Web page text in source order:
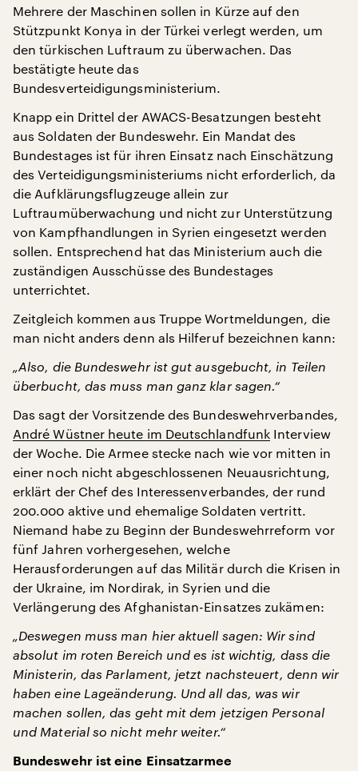
Mehrere der Maschinen sollen in Kürze auf den
Stützpunkt Konya in der Türkei verlegt werden, um
den türkischen Luftraum zu überwachen. Das
bestätigte heute das
Bundesverteidigungsministerium.
Knapp ein Drittel der AWACS-Besatzungen besteht
aus Soldaten der Bundeswehr. Ein Mandat des
Bundestages ist für ihren Einsatz nach Einschätzung
des Verteidigungsministeriums nicht erforderlich, da
die Aufklärungsflugzeuge allein zur
Luftraumüberwachung und nicht zur Unterstützung
von Kampfhandlungen in Syrien eingesetzt werden
sollen. Entsprechend hat das Ministerium auch die
zuständigen Ausschüsse des Bundestages
unterrichtet.
Zeitgleich kommen aus Truppe Wortmeldungen, die
man nicht anders denn als Hilferuf bezeichnen kann:
„Also, die Bundeswehr ist gut ausgebucht, in Teilen
überbucht, das muss man ganz klar sagen.“
Das sagt der Vorsitzende des Bundeswehrverbandes,
André Wüstner heute im Deutschlandfunk Interview
der Woche. Die Armee stecke nach wie vor mitten in
einer noch nicht abgeschlossenen Neuausrichtung,
erklärt der Chef des Interessenverbandes, der rund
200.000 aktive und ehemalige Soldaten vertritt.
Niemand habe zu Beginn der Bundeswehrreform vor
fünf Jahren vorhergesehen, welche
Herausforderungen auf das Militär durch die Krisen in
der Ukraine, im Nordirak, in Syrien und die
Verlängerung des Afghanistan-Einsatzes zukämen:
„Deswegen muss man hier aktuell sagen: Wir sind
absolut im roten Bereich und es ist wichtig, dass die
Ministerin, das Parlament, jetzt nachsteuert, denn wir
haben eine Lageänderung. Und all das, was wir
machen sollen, das geht mit dem jetzigen Personal
und Material so nicht mehr weiter.“
Bundeswehr ist eine Einsatzarmee